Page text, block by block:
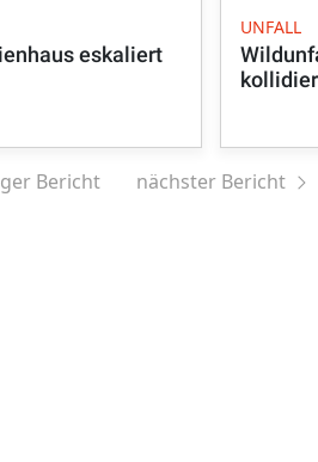
eskaliert
UNFALL
Bericht nächster Bericht